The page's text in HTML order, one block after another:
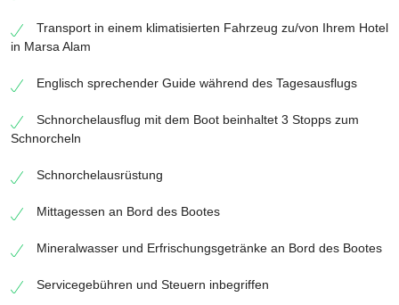
Transport in einem klimatisierten Fahrzeug zu/von Ihrem Hotel
in Marsa Alam
Englisch sprechender Guide während des Tagesausflugs
Schnorchelausflug mit dem Boot beinhaltet 3 Stopps zum
Schnorcheln
Schnorchelausrüstung
Mittagessen an Bord des Bootes
Mineralwasser und Erfrischungsgetränke an Bord des Bootes
Servicegebühren und Steuern inbegriffen